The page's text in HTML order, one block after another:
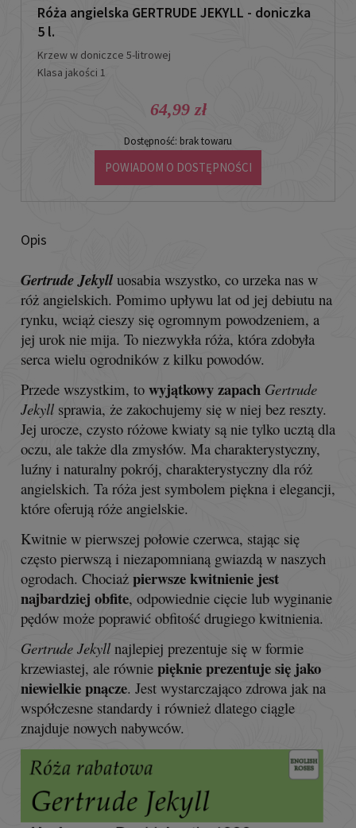
Opis
Gertrude Jekylluosabia wszystko, co urzeka nas w
róż angielskich. Pomimo upływu lat od jej debiutu na
rynku, wciąż cieszy się ogromnym powodzeniem, a
jej urok nie mija. To niezwykła róża, która zdobyła
serca wielu ogrodników z kilku powodów.
Przede wszystkim, to wyjątkowy zapach Gertrude
Jekyll sprawia, że zakochujemy się w niej bez reszty.
Jej urocze, czysto różowe kwiaty są nie tylko ucztą dla
oczu, ale także dla zmysłów. Ma charakterystyczny,
luźny i naturalny pokrój, charakterystyczny dla róż
angielskich. Ta róża jest symbolem piękna i elegancji,
które oferują róże angielskie.
Kwitnie w pierwszej połowie czerwca, stając się
często pierwszą i niezapomnianą gwiazdą w naszych
ogrodach. Chociaż pierwsze kwitnienie jest
najbardziej obfite, odpowiednie cięcie lub wyginanie
pędów może poprawić obfitość drugiego kwitnienia.
Gertrude Jekyll najlepiej prezentuje się w formie
krzewiastej, ale równie pięknie prezentuje się jako
niewielkie pnącze. Jest wystarczająco zdrowa jak na
współczesne standardy i również dlatego ciągle
znajduje nowych nabywców.
Róża angielska GERTRUDE JEKYLL - doniczka
5 l.
Krzew w doniczce 5-litrowej
Klasa jakości 1
64,99 zł
Dostępność: brak towaru
POWIADOM O DOSTĘPNOŚCI